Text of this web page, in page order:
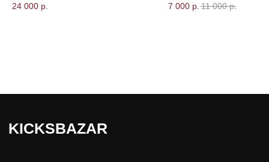
24 000 р. 7 000 р. 11 000 р.
Публичная оферта
*проект Meta Platforms Inc., деятельность
которой запрещена в РФ